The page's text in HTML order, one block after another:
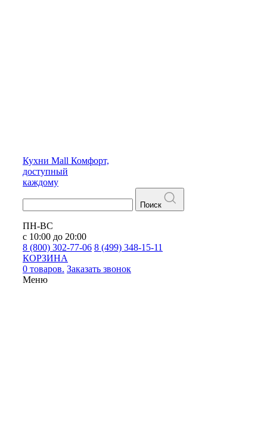
Кухни Mall Комфорт,
доступный
каждому
Поиск
ПН-ВС
с 10:00 до 20:00
8 (800) 302-77-06 8 (499) 348-15-11
КОРЗИНА
0 товаров. Заказать звонок
Меню